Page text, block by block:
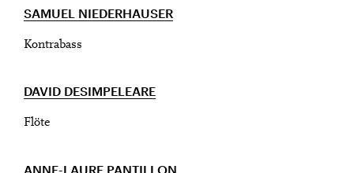
SAMUEL NIEDERHAUSER
Kontrabass
DAVID DESIMPELEARE
Flöte
ANNE-LAURE PANTILLON